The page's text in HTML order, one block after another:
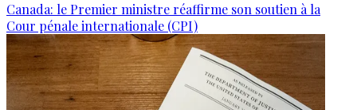
Canada: le Premier ministre réaffirme son soutien à la
Cour pénale internationale (CPI)